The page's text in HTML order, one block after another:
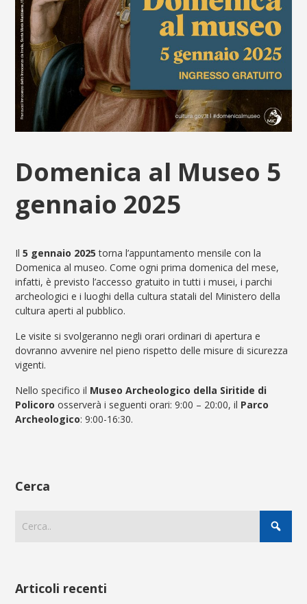
Domenica al Museo 5
gennaio 2025
Il5 gennaio 2025torna l’appuntamento mensile con la
Domenica al museo. Come ogni prima domenica del mese,
infatti, è previsto l’accesso gratuito in tutti i musei, i parchi
archeologici e i luoghi della cultura statali del Ministero della
cultura aperti al pubblico.
Le visite si svolgeranno negli orari ordinari di apertura e
dovranno avvenire nel pieno rispetto delle misure di sicurezza
vigenti.
Nello specifico il Museo Archeologico della Siritide di
Policoro osserverà i seguenti orari: 9:00 – 20:00, il Parco
Archeologico: 9:00-16:30.
Cerca
Articoli recenti